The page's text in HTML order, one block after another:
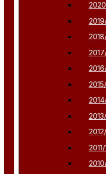
2011/
2010/